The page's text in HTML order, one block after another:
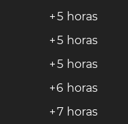
+5 horas
+5 horas
+5 horas
+6 horas
+7 horas